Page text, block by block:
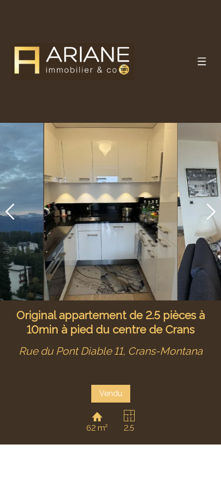
Original appartement de 2.5 pièces à
10min à pied du centre de Crans
Rue du Pont Diable 11, Crans-Montana
Vendu
62 m² 2.5